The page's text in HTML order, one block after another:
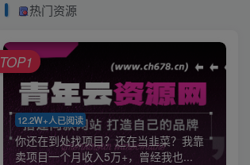
热门资源
12.2W+人已阅读
你还在到处找项目？还在当韭菜？我靠
卖项目一个月收入5万+，曾经我也...
TOP1